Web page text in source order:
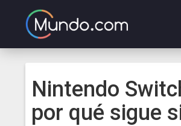
Nintendo
por qué sigue